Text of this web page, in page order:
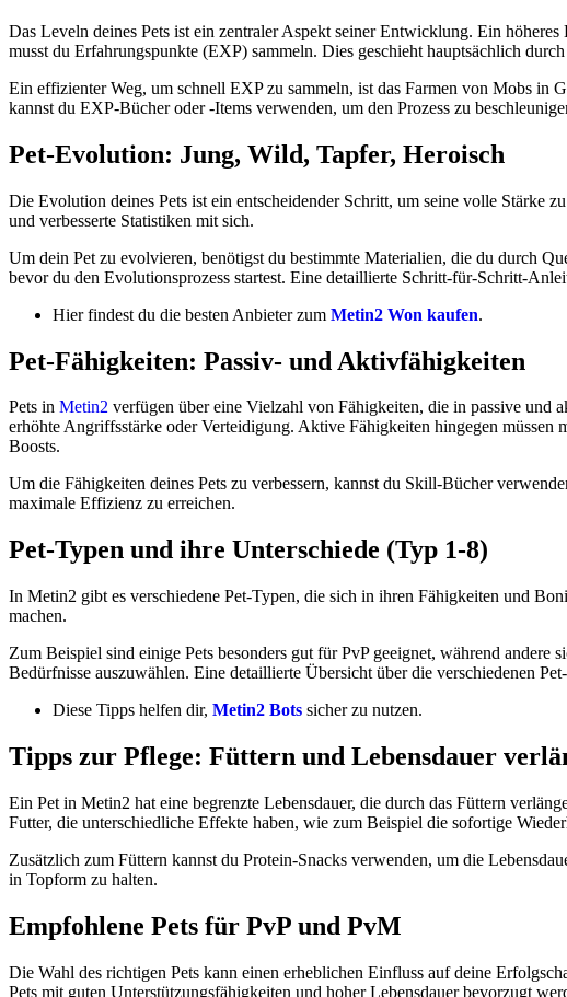
Das Leveln deines Pets ist ein zentraler Aspekt seiner Entwicklung. Ein
musst du Erfahrungspunkte (EXP) sammeln. Dies geschieht hauptsächlich
Ein effizienter Weg, um schnell EXP zu sammeln, ist das Farmen von Mobs in
kannst du EXP-Bücher oder -Items verwenden, um den Prozess zu
Pet-Evolution: Jung, Wild, Tapfer, Heroisch
Die Evolution deines Pets ist ein entscheidender Schritt, um seine volle Stärke
und verbesserte Statistiken mit sich.
Um dein Pet zu evolvieren, benötigst du bestimmte Materialien, die du durch
bevor du den Evolutionsprozess startest. Eine detaillierte Schritt-für-Schritt-
Hier findest du die besten Anbieter zum Metin2 Won kaufen.
Pet-Fähigkeiten: Passiv- und Aktivfähigkeiten
Pets in Metin2 verfügen über eine Vielzahl von Fähigkeiten, die in passive und
erhöhte Angriffsstärke oder Verteidigung. Aktive Fähigkeiten hingegen
Boosts.
Um die Fähigkeiten deines Pets zu verbessern, kannst du Skill-Bücher
maximale Effizienz zu erreichen.
Pet-Typen und ihre Unterschiede (Typ 1-8)
In Metin2 gibt es verschiedene Pet-Typen, die sich in ihren Fähigkeiten und
machen.
Zum Beispiel sind einige Pets besonders gut für PvP geeignet, während
Bedürfnisse auszuwählen. Eine detaillierte Übersicht über die verschiedenen
Diese Tipps helfen dir, Metin2 Bots sicher zu nutzen.
Tipps zur Pflege: Füttern und Lebensdauer
Ein Pet in Metin2 hat eine begrenzte Lebensdauer, die durch das Füttern
Futter, die unterschiedliche Effekte haben, wie zum Beispiel die sofortige
Zusätzlich zum Füttern kannst du Protein-Snacks verwenden, um die
in Topform zu halten.
Empfohlene Pets für PvP und PvM
Die Wahl des richtigen Pets kann einen erheblichen Einfluss auf deine
Pets mit guten Unterstützungsfähigkeiten und hoher Lebensdauer bevorzugt